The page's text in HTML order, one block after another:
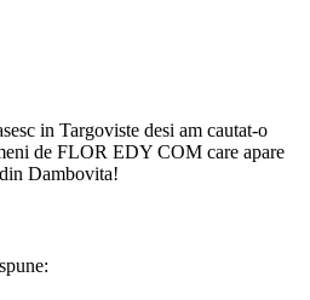
in Targoviste desi am cautat-o
de FLOR EDY COM care apare
Dambovita!
spune: